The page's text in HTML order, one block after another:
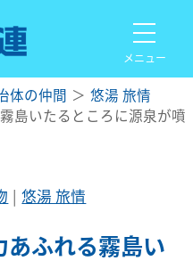
メニュー
体の仲間
悠湯 旅情
島いたるところに源泉が噴
悠湯 旅情
ふれる霧島い